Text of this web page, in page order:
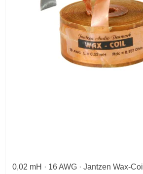
0,02 mH · 16 AWG · Jantzen Wax-Coil